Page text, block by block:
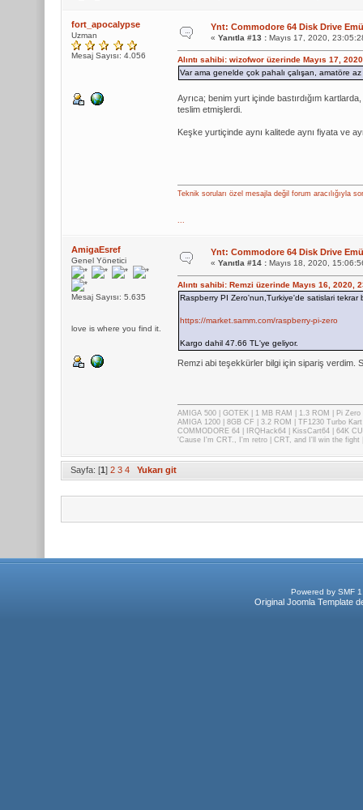
fort_apocalypse
Uzman
Mesaj Sayısı: 4.056
Ynt: Commodore 64 Disk Drive
« Yanıtla #13 :Mayıs 17, 2020,
Alıntı sahibi: wizofwor üzerinde Mayıs 17,
Var ama genelde çok pahalı çalışan, amatöre
Ayrıca; benim yurt içinde bastırdığım
teslim etmişlerdi.
Keşke yurtiçinde aynı kalitede aynı fiyata ve
Teknik soruları özel mesajla değil forum aracılığıyla
...
AmigaEsref
Genel Yönetici
Mesaj Sayısı: 5.635
love is where you find it.
Ynt: Commodore 64 Disk Drive
« Yanıtla #14 :Mayıs 18, 2020,
Alıntı sahibi: Remzi üzerinde Mayıs 16, 2020,
Raspberry PI Zero'nun,Turkiye'de satislari tekrar
https://market.samm.com/raspberry-pi-zero
Kargo dahil 47.66 TL'ye geliyor.
Remzi abi teşekkürler bilgi için sipariş verdim.
AMIGA 500 | GOTEK | 1 MB RAM | 1.3 ROM | Pi Zero
AMIGA 1200 | 8GB CF | 3.2 ROM | TF1230 Turbo
COMMODORE 64 | IRQHack64 | KissCart64 | 64K
'Cause I'm CRT., I'm retro | CRT, and I'll win the
Sayfa: [1] 2 3 4 Yukarı git
Powered by SMF
Original Joomla Template